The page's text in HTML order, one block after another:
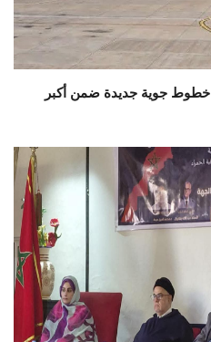
أكادير تعزز جاذبيتها السياحية بـ 5 خطوط جوية جديدة ضمن أكبر